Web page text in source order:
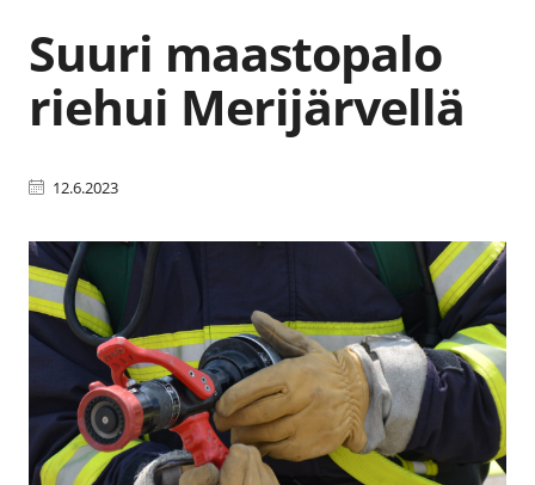
Suuri maastopalo
riehui Merijärvellä
12.6.2023